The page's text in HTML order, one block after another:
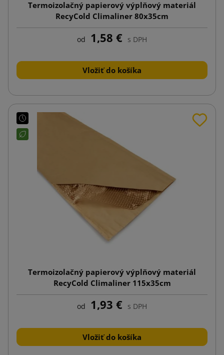
Termoizolačný papierový výplňový materiál
RecyCold Climaliner 80x35cm
od 1,58 € s DPH
Vložiť do košíka
Termoizolačný papierový výplňový materiál
RecyCold Climaliner 115x35cm
od 1,93 € s DPH
Vložiť do košíka